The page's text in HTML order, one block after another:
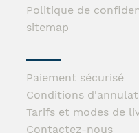
Politique de
sitemap
Paiement sécurisé
Conditions
Tarifs et modes de
Contactez-nous